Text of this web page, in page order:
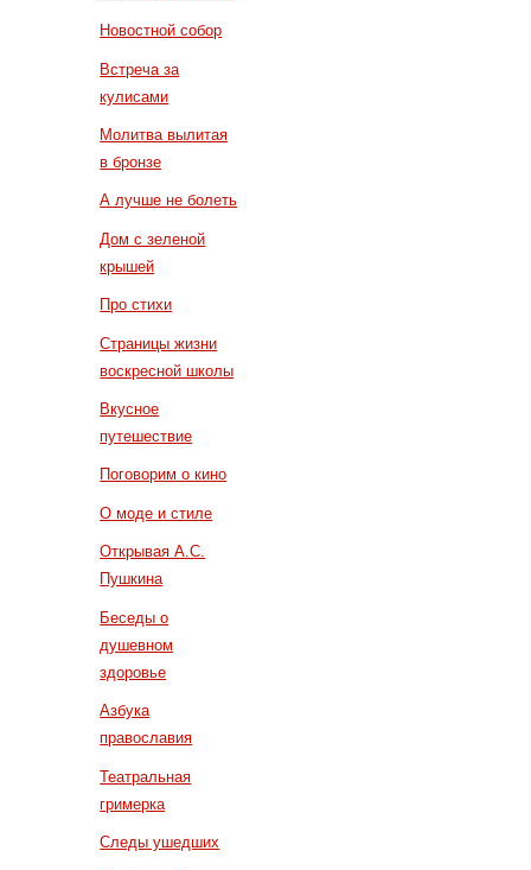
Новостной собор
Встреча за
кулисами
Молитва вылитая
в бронзе
А лучше не болеть
Дом с зеленой
крышей
Про стихи
Страницы жизни
воскресной школы
Вкусное
путешествие
Поговорим о кино
О моде и стиле
Открывая А.С.
Пушкина
Беседы о
душевном
здоровье
Азбука
православия
Театральная
гримерка
Следы ушедших